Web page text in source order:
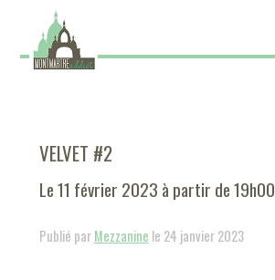
VELVET #2
Le 11 février 2023 à partir de 19h00
Publié parMezzanine le 24 janvier 2023